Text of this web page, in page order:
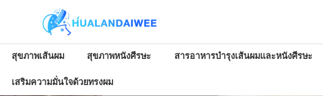
สุขภาพเส้นผม สุขภาพหนังศีรษะ สารอาหารบำรุงเส้นผมและหนังศีรษะ
เสริมความมั่นใจด้วยทรงผม